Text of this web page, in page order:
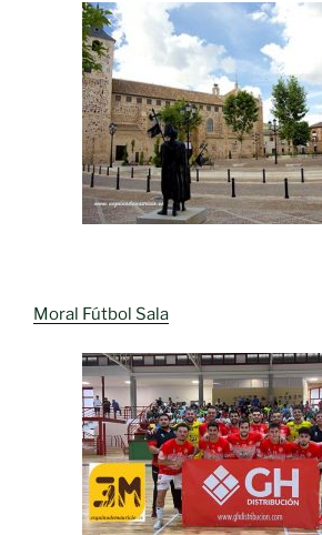
Moral Fútbol Sala